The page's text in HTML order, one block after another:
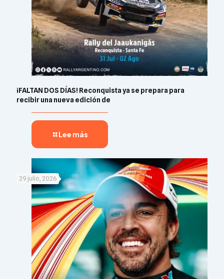
¡FALTAN DOS DÍAS! Reconquista ya se prepara para
recibir una nueva edición de
Lee más
29 julio, 2026